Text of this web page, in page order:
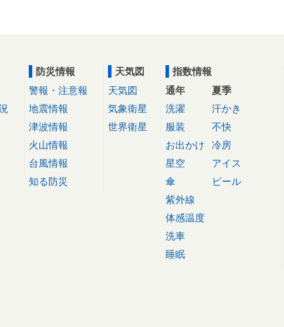
防災情報
警報・注意報
地震情報
津波情報
火山情報
台風情報
知る防災
天気図
天気図
気象衛星
世界衛星
指数情報
通年
洗濯
服装
お出かけ
星空
傘
紫外線
体感温度
洗車
睡眠
夏季
汗かき
不快
冷房
アイス
ビール